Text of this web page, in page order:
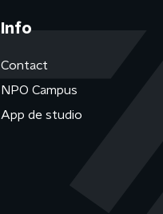
Info
Contact
NPO Campus
App de studio